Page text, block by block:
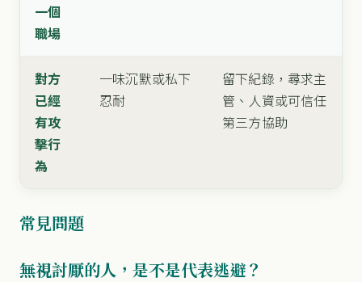
一個
職場
對方
已經
有攻
擊行
為
一味沉默或私下
忍耐
留下紀錄，尋求主
管、人資或可信任
第三方協助
常見問題
無視討厭的人，是不是代表逃避？